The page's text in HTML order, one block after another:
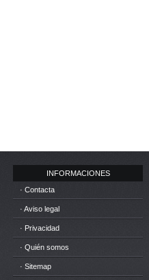
INFORMACIONES
· Contacta
· Aviso legal
· Privacidad
· Quién somos
· Sitemap